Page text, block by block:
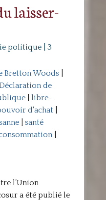
laisser-
politique| 3
Bretton Woods|
de
| libre-
d'achat|
| santé
|
l’Union
a été publié le